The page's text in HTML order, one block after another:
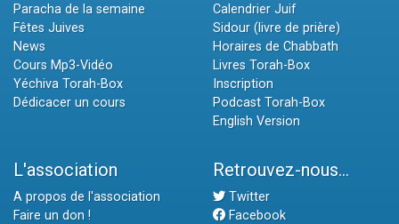
Paracha de la semaine
Fêtes Juives
News
Cours Mp3-Vidéo
Yéchiva Torah-Box
Dédicacer un cours
Calendrier Juif
Sidour (livre de prière)
Horaires de Chabbath
Livres Torah-Box
Inscription
Podcast Torah-Box
English Version
L'association
A propos de l'association
Faire un don !
Retrouvez-nous...
Twitter
Facebook